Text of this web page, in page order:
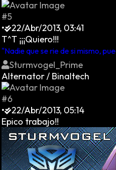
#5
•
22/Abr/2013, 03:41
T^T ¡¡¡Quiero!!!
"Nadie que se rie de si mismo,
Sturmvogel_Prime
Alternator / Binaltech
#6
•
22/Abr/2013, 05:14
Epico trabajo!!